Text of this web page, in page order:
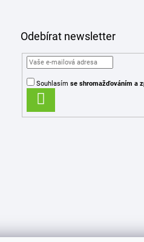
Odebírat newsletter
Souhlasím se shromažďováním a
SE